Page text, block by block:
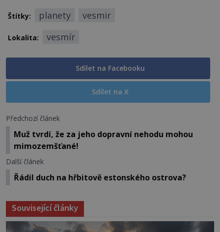
Štítky: planety vesmir
Lokalita: vesmír
Sdílet na Facebooku
Sdílet na X
Předchozí článek
Muž tvrdí, že za jeho dopravní nehodu mohou
mimozemšťané!
Další článek
Řádil duch na hřbitově estonského ostrova?
Související články